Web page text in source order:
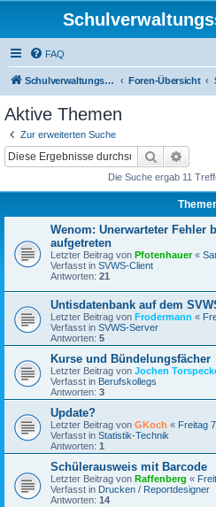
FAQ
Schulverwaltungssoftware NRW Foren-Übersicht
Aktive Themen
Zur erweiterten Suche
Suche
Die Suche ergab 11
Wenom: Unerwarteter Fehler
aufgetreten
Letzter Beitrag von Pfotenhauer«
Verfasst in SVWS-Client
Antworten: 21
Untisdatenbank auf dem
Letzter Beitrag von Frodermann «
Verfasst in SVWS-Server
Antworten: 5
Kurse und Bündelungsfächer
Letzter Beitrag von Jochen
Verfasst in Berufskollegs
Antworten: 3
Update?
Letzter Beitrag von GKoch « Freitag
Verfasst in Statistik-Technik
Antworten: 1
Schülerausweis mit Barcode
Letzter Beitrag von Raffenberg «
Verfasst in Drucken / Reportdesigner
Antworten: 14